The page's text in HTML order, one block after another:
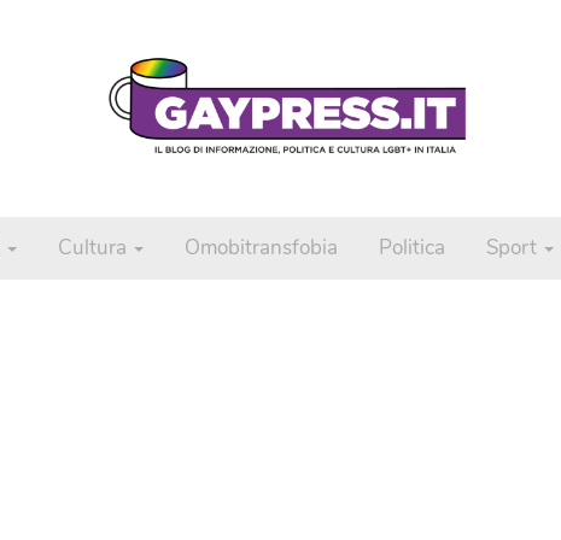
Cultura Omobitransfobia Politica Sport